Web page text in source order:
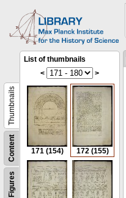
Figures
Content
Thumbnails
List of thumbnails
<
>
171 (154) 172 (155)